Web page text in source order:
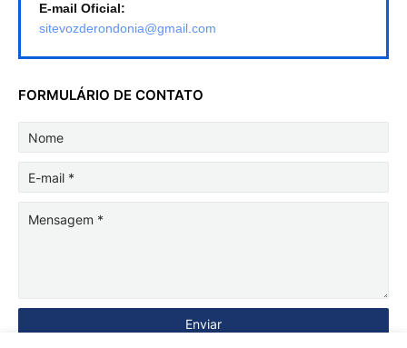
E-mail Oficial:
sitevozderondonia@gmail.com
FORMULÁRIO DE CONTATO